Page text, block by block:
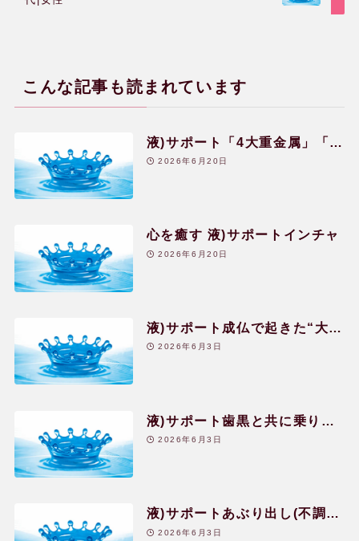
健康相談会の治癒・改善例
水のレメディー体験談
よくある質問
レメディー辞典
関連リンク
こんな記事も読まれています
液)サポート「4大重金属」「フ
ァイト」の体験談
2026年6月20日
心を癒す 液)サポートインチャ
2026年6月20日
液)サポート成仏で起きた“大浄
化”の体験
2026年6月3日
液)サポート歯黒と共に乗り越
えた歯の危機
2026年6月3日
液)サポートあぶり出し(不調)|
閉塞感に風穴を開けてくれた体
2026年6月3日